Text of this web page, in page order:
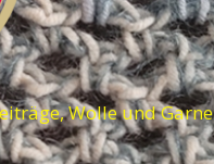
Wolle und Garne